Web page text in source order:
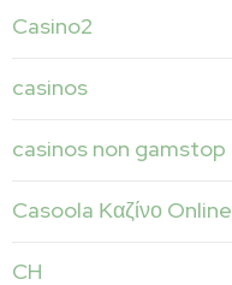
Casino2
casinos
casinos non gamstop
Casoola Καζίνο Online
CH